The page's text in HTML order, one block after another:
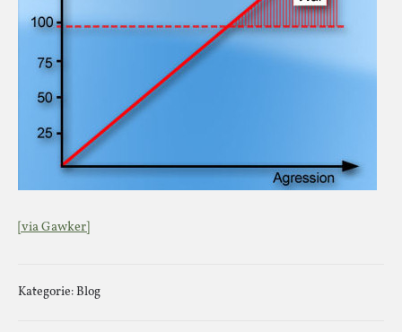
[via Gawker]
Kategorie:Blog